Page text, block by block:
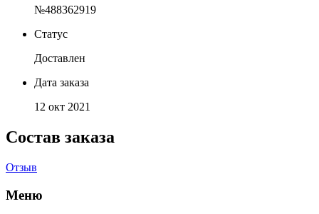
№488362919
Статус
Доставлен
Дата заказа
12 окт 2021
Состав заказа
Отзыв
Меню